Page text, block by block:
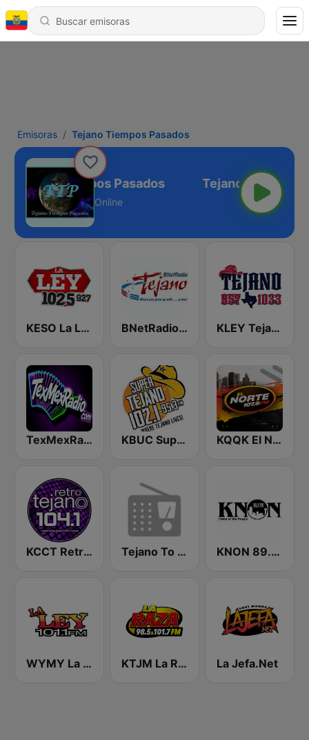
Emisoras Tejano Tiempos Pasados
Tejano Tiempos Pasados
Online
KESO La Ley 102.5 and 92.7 FM BNetRadio - Tejano KLEY Tejano 95.7 & 103.3
TexMexRadio.com KBUC Super Tejano 102.1 (US Only) KQQK El Norte 107.9 / 101.7 FM
KCCT Retro Tejano 104.1 FM Tejano To The Bone KNON 89.3 FM
WYMY La Ley 101.1 FM KTJM La Raza 98.5 / 103.3 FM KJOJ La Jefa.Net